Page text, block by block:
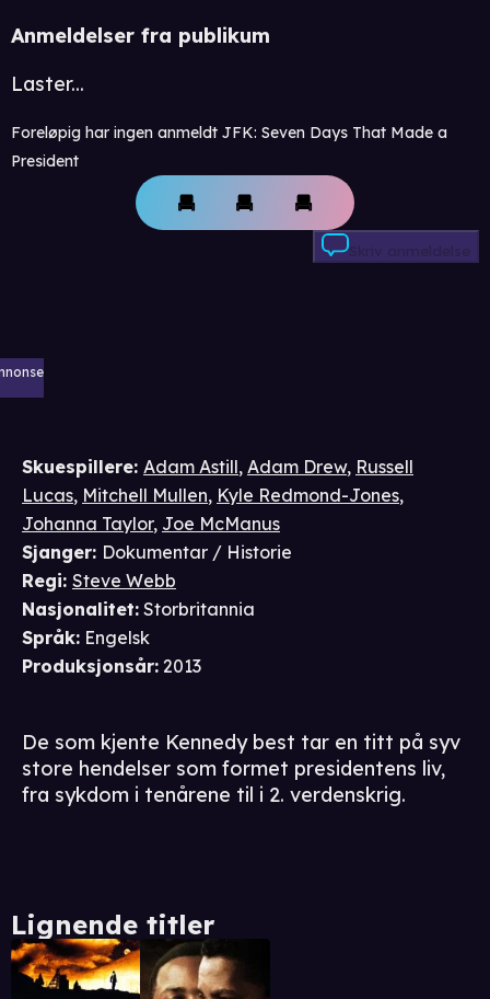
Anmeldelser fra publikum
Laster...
Foreløpig har ingen anmeldt JFK: Seven Days That Made a
President
Skriv anmeldelse
Skuespillere: Adam Astill, Adam Drew, Russell
Lucas, Mitchell Mullen, Kyle Redmond-Jones,
Johanna Taylor, Joe McManus
Sjanger: Dokumentar / Historie
Regi: Steve Webb
Nasjonalitet: Storbritannia
Språk: Engelsk
Produksjonsår: 2013
De som kjente Kennedy best tar en titt på syv
store hendelser som formet presidentens liv,
fra sykdom i tenårene til i 2. verdenskrig.
Lignende titler